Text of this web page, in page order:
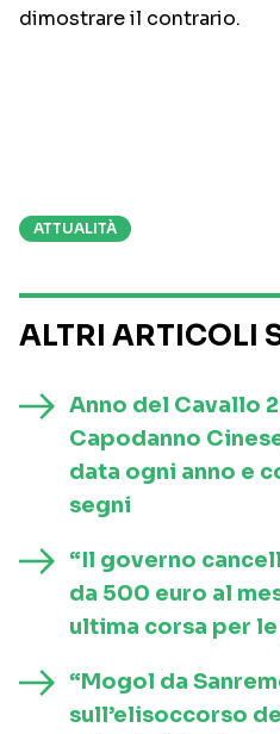
dimostrare il contrario.
ATTUALITÀ
ALTRI ARTICOLI
Anno del Cavallo
Capodanno
data ogni anno e
segni
“Il governo
da 500 euro al
ultima corsa per
“Mogol da
sull’elisoccorso